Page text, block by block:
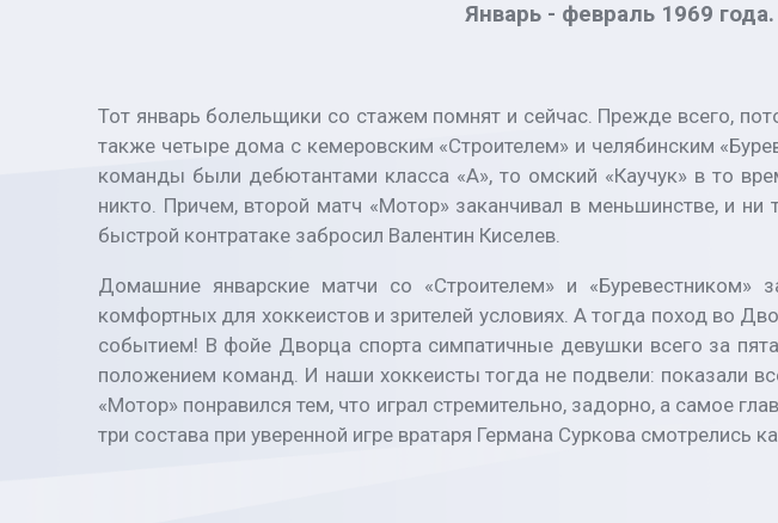
Январь - февраль 1969
Тот январь болельщики со стажем помнят и сейчас. Прежде всего,
также четыре дома с кемеровским «Строителем» и челябинским
команды были дебютантами класса «А», то омский «Каучук» в то
никто. Причем, второй матч «Мотор» заканчивал в меньшинстве, и
быстрой контратаке забросил Валентин Киселев.
Домашние январские матчи со «Строителем» и
комфортных для хоккеистов и зрителей условиях. А тогда поход во
событием! В фойе Дворца спорта симпатичные девушки всего за
положением команд. И наши хоккеисты тогда не подвели: показали
«Мотор» понравился тем, что играл стремительно, задорно, а самое
три состава при уверенной игре вратаря Германа Суркова смотрелись